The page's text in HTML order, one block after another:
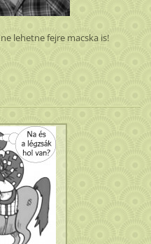
lehetne fejre macska is!